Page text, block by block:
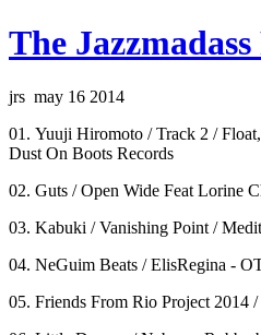
The
jrs may 16 2014
01. Yuuji Hiromoto / Track 2 /
Dust On Boots Records
02. Guts / Open Wide Feat Lorine
03. Kabuki / Vanishing Point /
04. NeGuim Beats / ElisRegina -
05. Friends From Rio Project 2014